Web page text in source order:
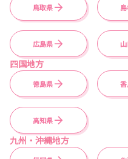
鳥取県
広島県
四国地方
徳島県
高知県
九州・沖縄地方